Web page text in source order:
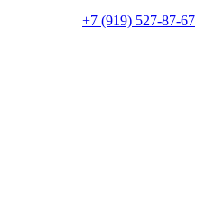
+7 (919) 527-87-67